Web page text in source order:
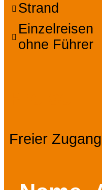
Strand
Einzelreisen
ohne Führer
Freier